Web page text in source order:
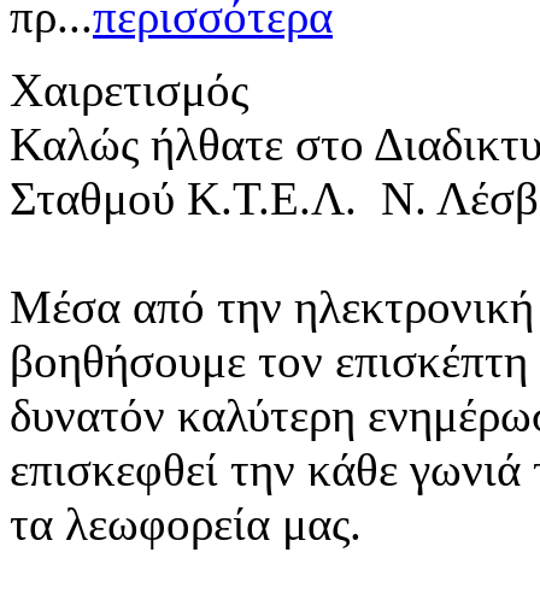
πρ...περισσότερα
Χαιρετισμός
Καλώς ήλθατε στο
Σταθμού Κ.Τ.Ε.Λ. Ν.
Μέσα από την ηλεκτρονική
βοηθήσουμε τον
δυνατόν καλύτερη
επισκεφθεί την κάθε
τα λεωφορεία μας.